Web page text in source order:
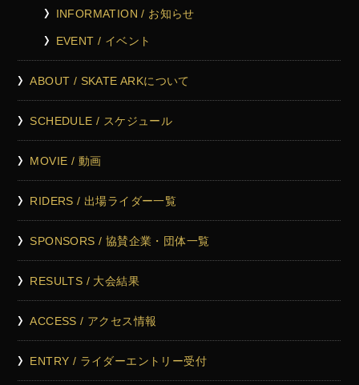
INFORMATION / お知らせ
EVENT / イベント
ABOUT / SKATE ARKについて
SCHEDULE / スケジュール
MOVIE / 動画
RIDERS / 出場ライダー一覧
SPONSORS / 協賛企業・団体一覧
RESULTS / 大会結果
ACCESS / アクセス情報
ENTRY / ライダーエントリー受付